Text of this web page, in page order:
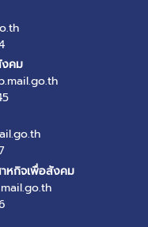
งคม
หกิจเพื่อสังคม